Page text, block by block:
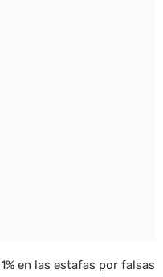
en las estafas por falsas